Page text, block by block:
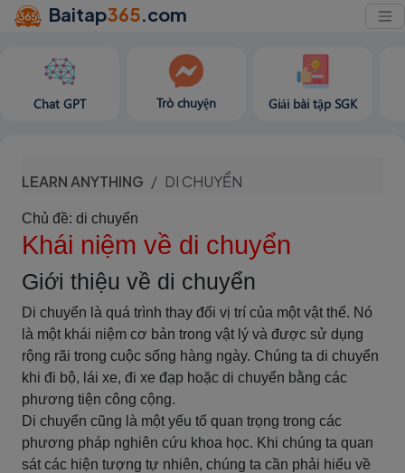
Baitap365.com
Chat GPT Trò chuyện Giải bài tập SGK
LEARN ANYTHING DI CHUYỂN
Chủ đề: di chuyển
Khái niệm về di chuyển
Giới thiệu về di chuyển
Di chuyển là quá trình thay đổi vị trí của một vật thể. Nó
là một khái niệm cơ bản trong vật lý và được sử dụng
rộng rãi trong cuộc sống hàng ngày. Chúng ta di chuyển
khi đi bộ, lái xe, đi xe đạp hoặc di chuyển bằng các
phương tiện công cộng.
Di chuyển cũng là một yếu tố quan trọng trong các
phương pháp nghiên cứu khoa học. Khi chúng ta quan
sát các hiện tượng tự nhiên, chúng ta cần phải hiểu về